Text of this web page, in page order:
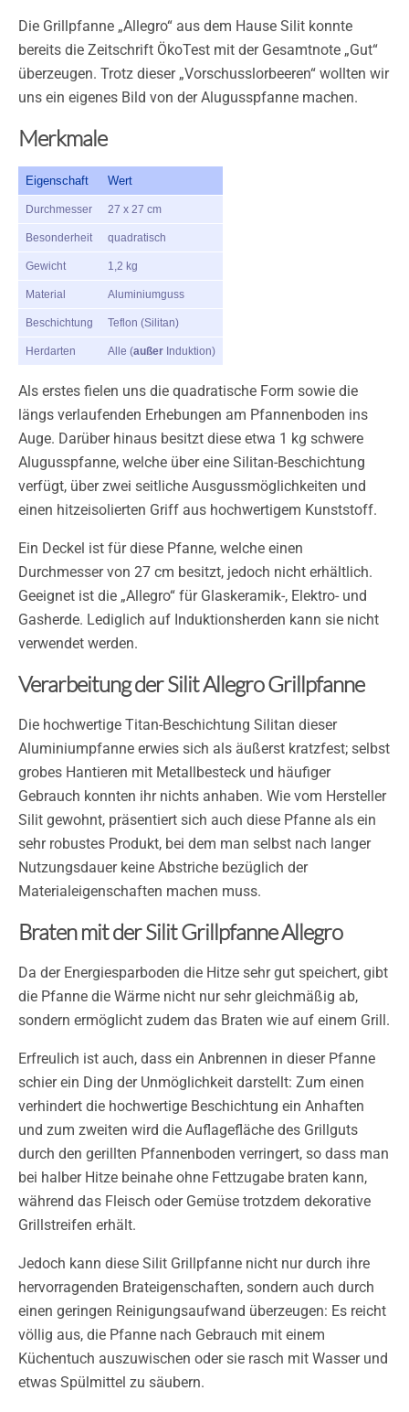
Die Grillpfanne „Allegro“ aus dem Hause Silit konnte
bereits die Zeitschrift ÖkoTest mit der Gesamtnote „Gut“
überzeugen. Trotz dieser „Vorschusslorbeeren“ wollten wir
uns ein eigenes Bild von der Alugusspfanne machen.
Merkmale
Eigenschaft Wert
Durchmesser 27 x 27 cm
Besonderheit quadratisch
Gewicht 1,2 kg
Material Aluminiumguss
Beschichtung Teflon (Silitan)
Herdarten Alle (außer Induktion)
Als erstes fielen uns die quadratische Form sowie die
längs verlaufenden Erhebungen am Pfannenboden ins
Auge. Darüber hinaus besitzt diese etwa 1 kg schwere
Alugusspfanne, welche über eine Silitan-Beschichtung
verfügt, über zwei seitliche Ausgussmöglichkeiten und
einen hitzeisolierten Griff aus hochwertigem Kunststoff.
Ein Deckel ist für diese Pfanne, welche einen
Durchmesser von 27 cm besitzt, jedoch nicht erhältlich.
Geeignet ist die „Allegro“ für Glaskeramik-, Elektro- und
Gasherde. Lediglich auf Induktionsherden kann sie nicht
verwendet werden.
Verarbeitung der Silit Allegro Grillpfanne
Die hochwertige Titan-Beschichtung Silitan dieser
Aluminiumpfanne erwies sich als äußerst kratzfest; selbst
grobes Hantieren mit Metallbesteck und häufiger
Gebrauch konnten ihr nichts anhaben. Wie vom Hersteller
Silit gewohnt, präsentiert sich auch diese Pfanne als ein
sehr robustes Produkt, bei dem man selbst nach langer
Nutzungsdauer keine Abstriche bezüglich der
Materialeigenschaften machen muss.
Braten mit der Silit Grillpfanne Allegro
Da der Energiesparboden die Hitze sehr gut speichert, gibt
die Pfanne die Wärme nicht nur sehr gleichmäßig ab,
sondern ermöglicht zudem das Braten wie auf einem Grill.
Erfreulich ist auch, dass ein Anbrennen in dieser Pfanne
schier ein Ding der Unmöglichkeit darstellt: Zum einen
verhindert die hochwertige Beschichtung ein Anhaften
und zum zweiten wird die Auflagefläche des Grillguts
durch den gerillten Pfannenboden verringert, so dass man
bei halber Hitze beinahe ohne Fettzugabe braten kann,
während das Fleisch oder Gemüse trotzdem dekorative
Grillstreifen erhält.
Jedoch kann diese Silit Grillpfanne nicht nur durch ihre
hervorragenden Brateigenschaften, sondern auch durch
einen geringen Reinigungsaufwand überzeugen: Es reicht
völlig aus, die Pfanne nach Gebrauch mit einem
Küchentuch auszuwischen oder sie rasch mit Wasser und
etwas Spülmittel zu säubern.